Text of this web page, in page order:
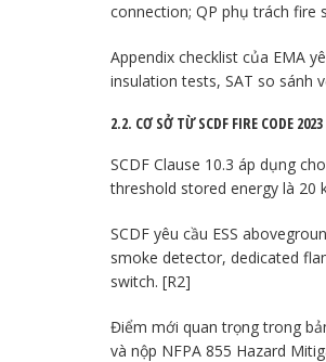
connection; QP phụ trách fire
Appendix checklist của EMA
insulation tests, SAT so sánh
2.2. CƠ SỞ TỪ SCDF FIRE CODE
SCDF Clause 10.3 áp dụng
threshold stored energy là 20
SCDF yêu cầu ESS
smoke detector, dedicated
switch. [R2]
Điểm mới quan trọng trong
và nộp NFPA 855 Hazard